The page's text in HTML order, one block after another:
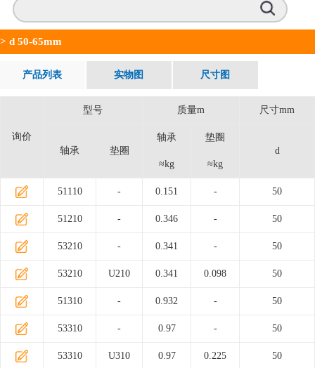
> d 50-65mm
产品列表 实物图 尺寸图
询价
型号 质量m 尺寸mm
轴承 垫圈
轴承
≈kg
垫圈
≈kg
d
51110 - 0.151 - 50
51210 - 0.346 - 50
53210 - 0.341 - 50
53210 U210 0.341 0.098 50
51310 - 0.932 - 50
53310 - 0.97 - 50
53310 U310 0.97 0.225 50